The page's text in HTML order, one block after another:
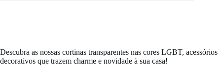
Descubra as nossas cortinas transparentes nas cores LGBT, acessórios
decorativos que trazem charme e novidade à sua casa!